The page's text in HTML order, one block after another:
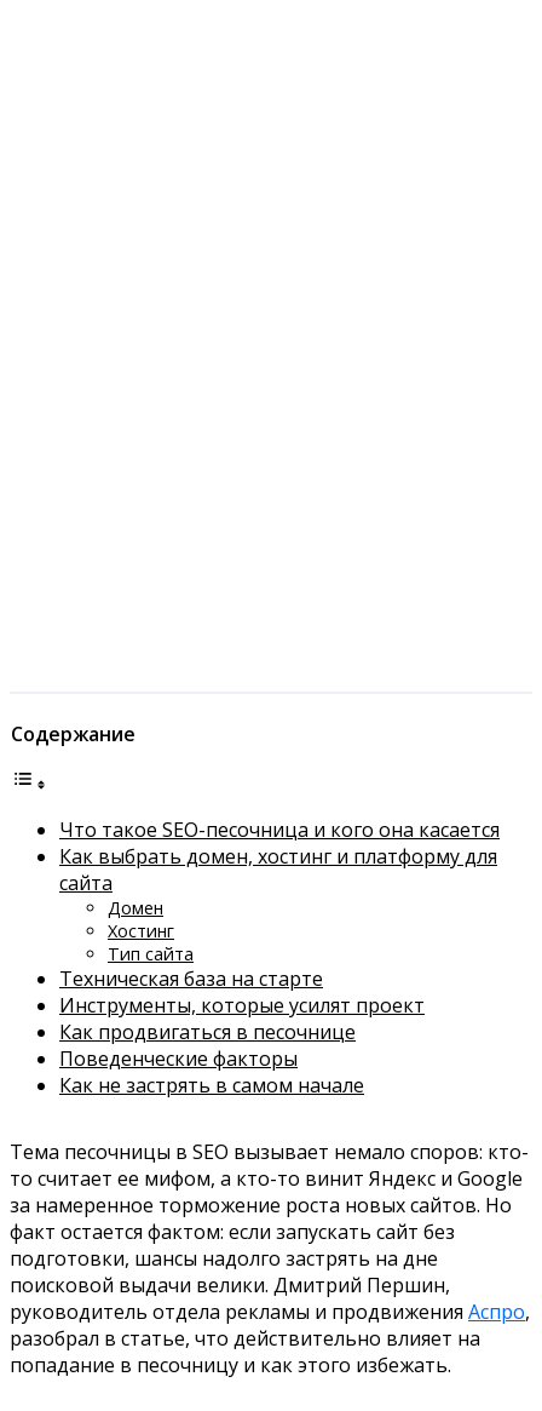
Содержание
Что такое SEO-песочница и кого она касается
Как выбрать домен, хостинг и платформу для
сайта
Домен
Хостинг
Тип сайта
Техническая база на старте
Инструменты, которые усилят проект
Как продвигаться в песочнице
Поведенческие факторы
Как не застрять в самом начале
Тема песочницы в SEO вызывает немало споров: кто-
то считает ее мифом, а кто-то винит Яндекс и Google
за намеренное торможение роста новых сайтов. Но
факт остается фактом: если запускать сайт без
подготовки, шансы надолго застрять на дне
поисковой выдачи велики. Дмитрий Першин,
руководитель отдела рекламы и продвижения Аспро,
разобрал в статье, что действительно влияет на
попадание в песочницу и как этого избежать.